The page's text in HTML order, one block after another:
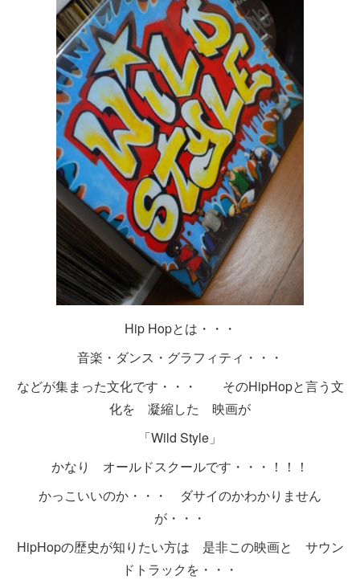
Hip Hopとは・・・
音楽・ダンス・グラフィティ・・・
などが集まった文化です・・・ そのHipHopと言う文
化を 凝縮した 映画が
「Wild Style」
かなり オールドスクールです・・・！！！
かっこいいのか・・・ ダサイのかわかりません
が・・・
HipHopの歴史が知りたい方は 是非この映画と サウン
ドトラックを・・・